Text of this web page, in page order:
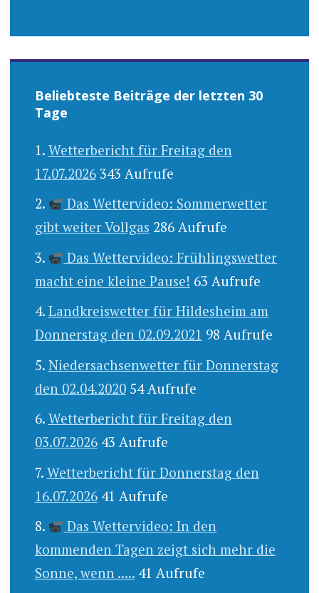
Beliebteste Beiträge der letzten 30
Tage
Wetterbericht für Freitag den
17.07.2026 343 Aufrufe
Das Wettervideo: Sommerwetter
gibt weiter Vollgas 286 Aufrufe
Das Wettervideo: Frühlingswetter
macht eine kleine Pause! 63 Aufrufe
Landkreiswetter für Hildesheim am
Donnerstag den 02.09.2021 98 Aufrufe
Niedersachsenwetter für Donnerstag
den 02.04.2020 54 Aufrufe
Wetterbericht für Freitag den
03.07.2026 43 Aufrufe
Wetterbericht für Donnerstag den
16.07.2026 41 Aufrufe
Das Wettervideo: In den
kommenden Tagen zeigt sich mehr die
Sonne, wenn ..... 41 Aufrufe